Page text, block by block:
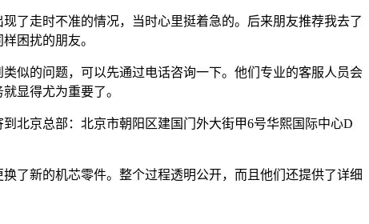
了走时不准的情况，当时心里挺着急的。后来朋友推荐我去了
困扰的朋友。
似的问题，可以先通过电话咨询一下。他们专业的客服人员会
显得尤为重要了。
北京总部：北京市朝阳区建国门外大街甲6号华熙国际中心D
了新的机芯零件。整个过程透明公开，而且他们还提供了详细